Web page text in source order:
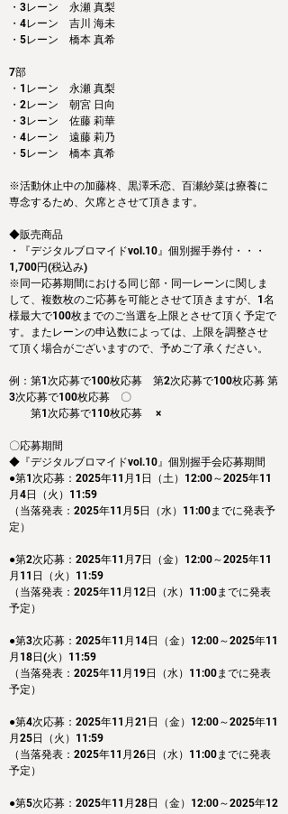
・3レーン　永瀬 真梨
・4レーン　吉川 海未
・5レーン　橋本 真希
7部
・1レーン　永瀬 真梨
・2レーン　朝宮 日向
・3レーン　佐藤 莉華
・4レーン　遠藤 莉乃
・5レーン　橋本 真希
※活動休止中の加藤柊、黒澤禾恋、百瀬紗菜は療養に
専念するため、欠席とさせて頂きます。
◆販売商品
・『デジタルブロマイドvol.10』個別握手券付・・・
1,700円(税込み)
※同一応募期間における同じ部・同一レーンに関しま
して、複数枚のご応募を可能とさせて頂きますが、1名
様最大で100枚までのご当選を上限とさせて頂く予定で
す。またレーンの申込数によっては、上限を調整させ
て頂く場合がございますので、予めご了承ください。
例：第1次応募で100枚応募　第2次応募で100枚応募 第
3次応募で100枚応募　〇
第1次応募で110枚応募　 ×
〇応募期間
◆『デジタルブロマイドvol.10』個別握手会応募期間
●第1次応募：2025年11月1日（土）12:00～2025年11
月4日（火）11:59
（当落発表：2025年11月5日（水）11:00までに発表予
定）
●第2次応募：2025年11月7日（金）12:00～2025年11
月11日（火）11:59
（当落発表：2025年11月12日（水）11:00までに発表
予定）
●第3次応募：2025年11月14日（金）12:00～2025年11
月18日(火）11:59
（当落発表：2025年11月19日（水）11:00までに発表
予定）
●第4次応募：2025年11月21日（金）12:00～2025年11
月25日（火）11:59
（当落発表：2025年11月26日（水）11:00までに発表
予定）
●第5次応募：2025年11月28日（金）12:00～2025年12